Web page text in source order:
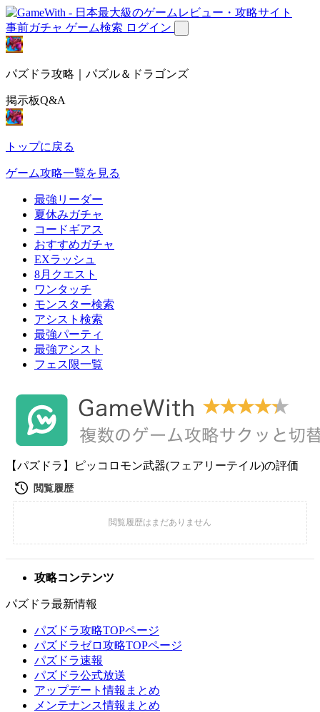
事前ガチャ ゲーム検索 ログイン
パズドラ攻略｜パズル＆ドラゴンズ
掲示板Q&A
トップに戻る
ゲーム攻略一覧を見る
最強リーダー
夏休みガチャ
コードギアス
おすすめガチャ
EXラッシュ
8月クエスト
ワンタッチ
モンスター検索
アシスト検索
最強パーティ
最強アシスト
フェス限一覧
【パズドラ】ピッコロモン武器(フェアリーテイル)の評価
攻略コンテンツ
パズドラ最新情報
パズドラ攻略TOPページ
パズドラゼロ攻略TOPページ
パズドラ速報
パズドラ公式放送
アップデート情報まとめ
メンテナンス情報まとめ